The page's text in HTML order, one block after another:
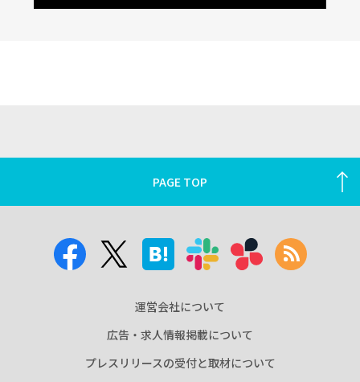
PAGE TOP
運営会社について
広告・求人情報掲載について
プレスリリースの受付と取材について